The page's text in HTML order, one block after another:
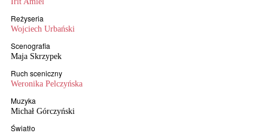
Reżyseria
Wojciech Urbański
Scenografia
Maja Skrzypek
Ruch sceniczny
Weronika Pelczyńska
Muzyka
Michał Górczyński
Światło